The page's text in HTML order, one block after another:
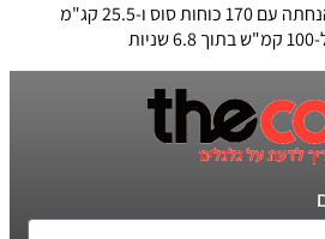
אבארט מרימה למאזדה להנחתה עם 170 כוחות סוס ו-25.5 קג"מ